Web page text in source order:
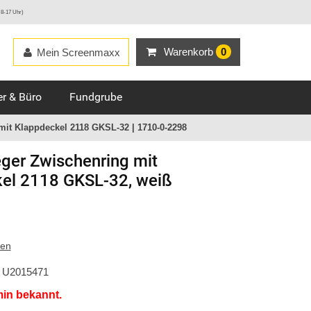
17 Uhr)
Warenkorb 0
Mein Screenmaxx
& Büro Fundgrube
Klappdeckel 2118 GKSL-32 | 1710-0-2298
Zwischenring mit
2118 GKSL-32, weiß
U2015471
bekannt.